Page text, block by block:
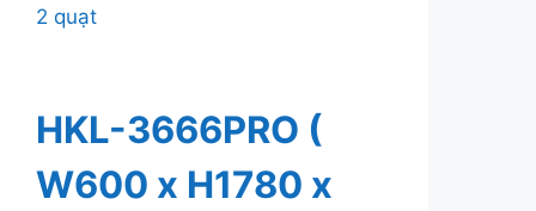
2 quạt
HKL-3666PRO (
W600 x H1780 x